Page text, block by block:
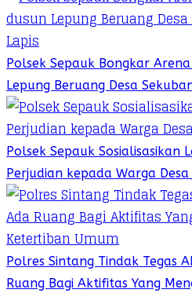
Polsek Sepauk Bongkar
Lepung Beruang Desa
Polsek Sepauk Sosialisasikan
Perjudian kepada Warga Desa
Polres Sintang Tindak Tegas
Ruang Bagi Aktifitas Yang